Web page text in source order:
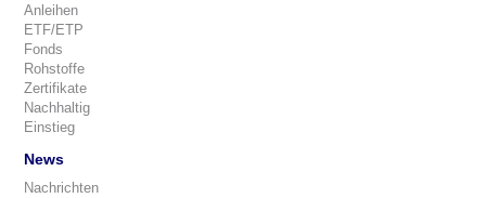
Anleihen
ETF/ETP
Fonds
Rohstoffe
Zertifikate
Nachhaltig
Einstieg
News
Nachrichten